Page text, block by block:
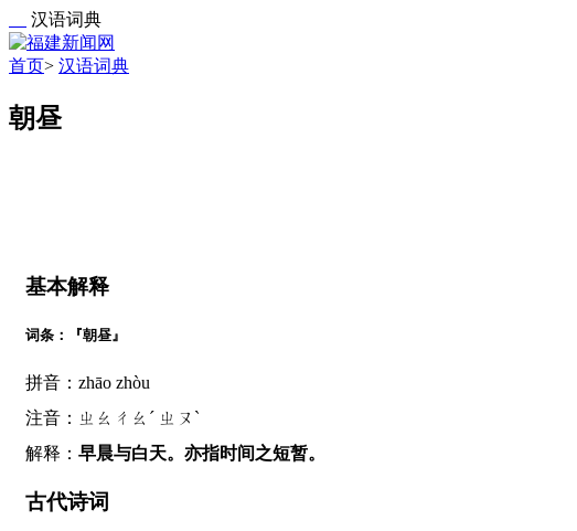
汉语词典
首页> 汉语词典
朝昼
基本解释
词条：『朝昼』
拼音：zhāo zhòu
注音：ㄓㄠㄔㄠˊ ㄓㄡˋ
解释： 早晨与白天。亦指时间之短暂。
古代诗词